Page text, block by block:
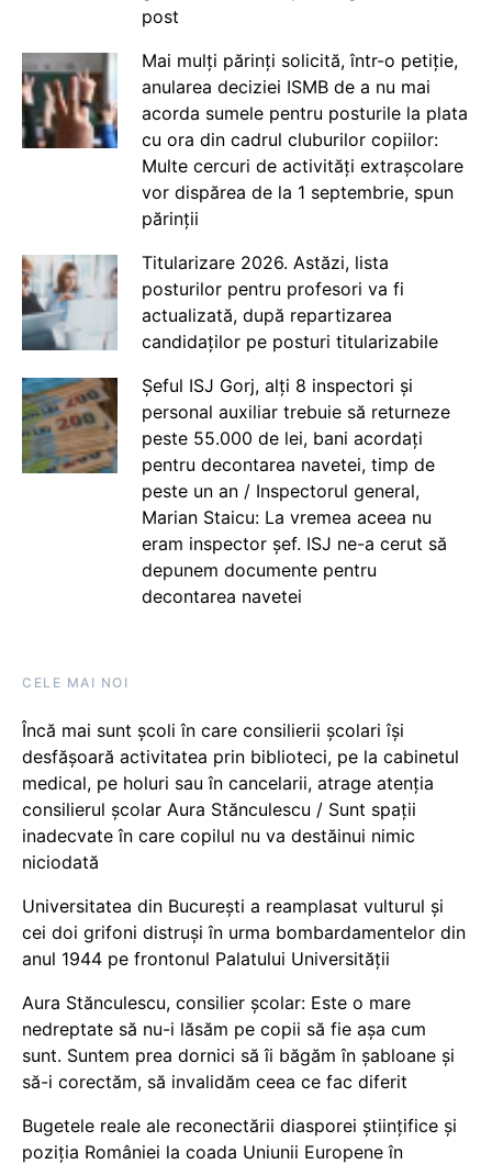
post
Mai mulți părinți solicită, într-o petiție,
anularea deciziei ISMB de a nu mai
acorda sumele pentru posturile la plata
cu ora din cadrul cluburilor copiilor:
Multe cercuri de activități extrașcolare
vor dispărea de la 1 septembrie, spun
părinții
Titularizare 2026. Astăzi, lista
posturilor pentru profesori va fi
actualizată, după repartizarea
candidaților pe posturi titularizabile
Șeful ISJ Gorj, alți 8 inspectori și
personal auxiliar trebuie să returneze
peste 55.000 de lei, bani acordați
pentru decontarea navetei, timp de
peste un an / Inspectorul general,
Marian Staicu: La vremea aceea nu
eram inspector șef. ISJ ne-a cerut să
depunem documente pentru
decontarea navetei
CELE MAI NOI
Încă mai sunt școli în care consilierii școlari își
desfășoară activitatea prin biblioteci, pe la cabinetul
medical, pe holuri sau în cancelarii, atrage atenția
consilierul școlar Aura Stănculescu / Sunt spații
inadecvate în care copilul nu va destăinui nimic
niciodată
Universitatea din București a reamplasat vulturul și
cei doi grifoni distruși în urma bombardamentelor din
anul 1944 pe frontonul Palatului Universității
Aura Stănculescu, consilier școlar: Este o mare
nedreptate să nu-i lăsăm pe copii să fie așa cum
sunt. Suntem prea dornici să îi băgăm în șabloane și
să-i corectăm, să invalidăm ceea ce fac diferit
Bugetele reale ale reconectării diasporei științifice și
poziția României la coada Uniunii Europene în